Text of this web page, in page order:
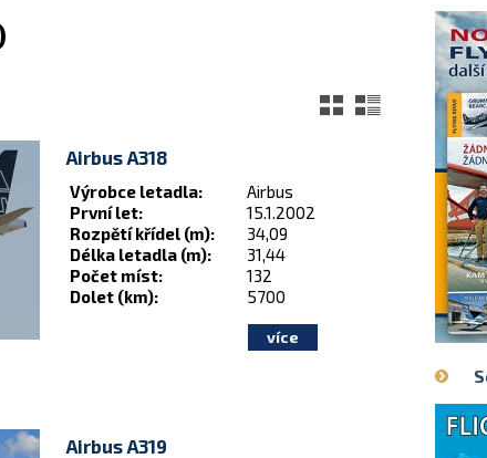
Airbus A318
Výrobce letadla:
Airbus
První let:
15.1.2002
Rozpětí křídel (m):
34,09
Délka letadla (m):
31,44
Počet míst:
132
Dolet (km):
5700
Airbus A319
< Zpět